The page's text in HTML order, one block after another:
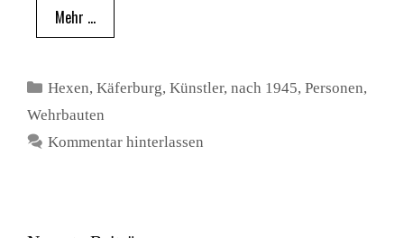
Mehr …
Kategorien
Hexen,Käferburg,Künstler,nach 1945,Personen,
Wehrbauten
Kommentar hinterlassen